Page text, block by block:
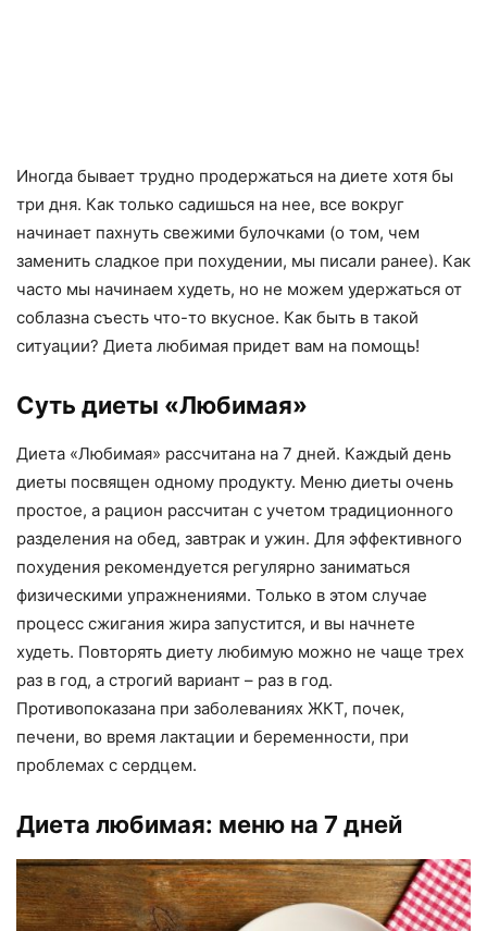
Иногда бывает трудно продержаться на диете хотя бы
три дня. Как только садишься на нее, все вокруг
начинает пахнуть свежими булочками (о том, чем
заменить сладкое при похудении, мы писали ранее). Как
часто мы начинаем худеть, но не можем удержаться от
соблазна съесть что-то вкусное. Как быть в такой
ситуации? Диета любимая придет вам на помощь!
Суть диеты «Любимая»
Диета «Любимая» рассчитана на 7 дней. Каждый день
диеты посвящен одному продукту. Меню диеты очень
простое, а рацион рассчитан с учетом традиционного
разделения на обед, завтрак и ужин. Для эффективного
похудения рекомендуется регулярно заниматься
физическими упражнениями. Только в этом случае
процесс сжигания жира запустится, и вы начнете
худеть. Повторять диету любимую можно не чаще трех
раз в год, а строгий вариант – раз в год.
Противопоказана при заболеваниях ЖКТ, почек,
печени, во время лактации и беременности, при
проблемах с сердцем.
Диета любимая: меню на 7 дней